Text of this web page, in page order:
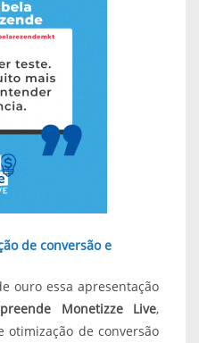
de conversão e
ouro essa apresentação
Monetizze Live,
otimização de conversão